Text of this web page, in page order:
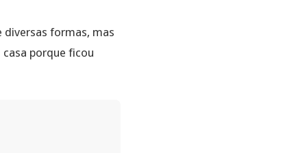
formas, mas
porque ficou